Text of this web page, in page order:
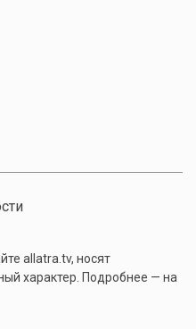
allatra.tv, носят
характер. Подробнее — на